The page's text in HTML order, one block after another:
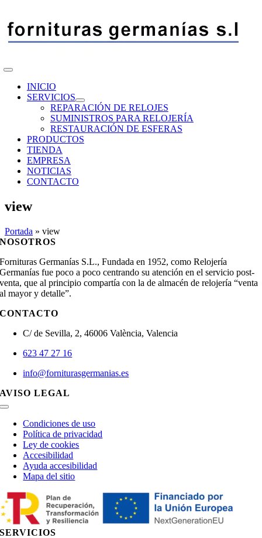
contenido
Toggle
Navigation
INICIO
SERVICIOS
REPARACIÓN DE RELOJES
SUMINISTROS PARA RELOJERÍA
RESTAURACIÓN DE ESFERAS
PRODUCTOS
TIENDA
EMPRESA
NOTICIAS
CONTACTO
view
Portada » view
NOSOTROS
Fornituras Germanías S.L., Fundada en 1952, como Relojería
Germanías fue poco a poco centrando su atención en el servicio post-
venta, que al principio compartía con la de almacén de relojería “venta
al mayor y detalle”.
CONTACTO
C/ de Sevilla, 2, 46006 València, Valencia
623 47 27 16
info@forniturasgermanias.es
AVISO LEGAL
Toggle
NavigationCondiciones de uso
Política de privacidad
Ley de cookies
Accesibilidad
Ayuda accesibilidad
Mapa del sitio
SERVICIOS